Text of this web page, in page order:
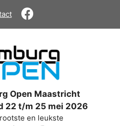
Open Maastricht
22 t/m 25 mei 2026
en leukste